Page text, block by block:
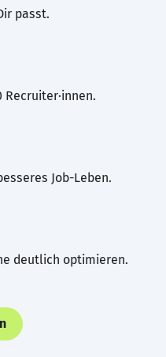
passt.
Job-Leben.
deutlich optimieren.